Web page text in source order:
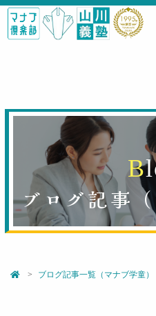
Bl
ブログ記事（
ブログ記事一覧（マナブ学童）